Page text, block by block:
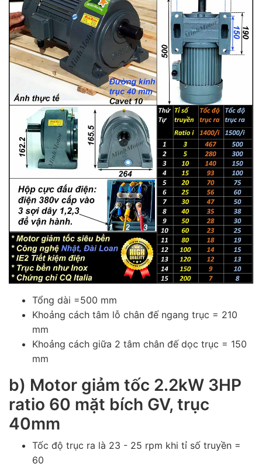
Tổng dài =500 mm
Khoảng cách tâm lỗ chân đế ngang trục = 210
mm
Khoảng cách giữa 2 tâm chân đế dọc trục = 150
mm
b) Motor giảm tốc 2.2kW 3HP
ratio 60 mặt bích GV, trục
40mm
Tốc độ trục ra là 23 - 25 rpm khi tỉ số truyền =
60